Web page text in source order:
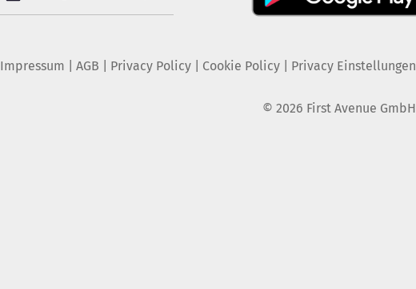
Impressum AGB Privacy Policy| Cookie Policy| Privacy Einstellungen
© 2026 First Avenue GmbH